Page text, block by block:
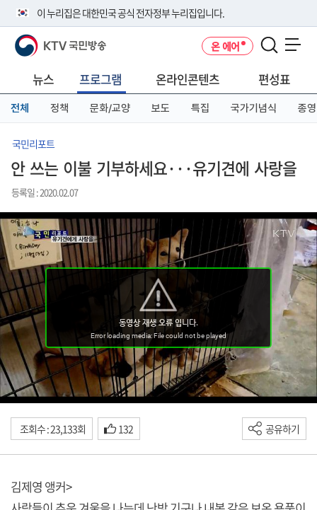
이 누리집은 대한민국 공식 전자정부 누리집입니다.
공식 누리집 주소 확인하기
니다.
이밖에 or.kr 또는 .kr등 다른 도메인 주소를 사용하고 있다면 아래 URL에
서 도메인 주소를 확인해 보세요
KTV 국민방송 온 에어
뉴스 프로그램 온라인콘텐츠 편성표
전체 정책 문화/교양 보도 특집 국가기념식 종영
국민리포트
안 쓰는 이불 기부하세요···유기견에 사랑을
등록일 : 2020.02.07
조회수 : 23,133회 132 공유하기
김제영 앵커>